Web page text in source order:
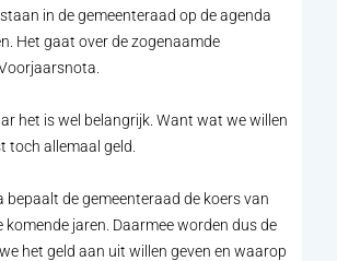
in de gemeenteraad op de agenda
Het gaat over de zogenaamde
het is wel belangrijk. Want wat we willen
toch allemaal geld.
bepaalt de gemeenteraad de koers van
komende jaren. Daarmee worden dus de
het geld aan uit willen geven en waarop